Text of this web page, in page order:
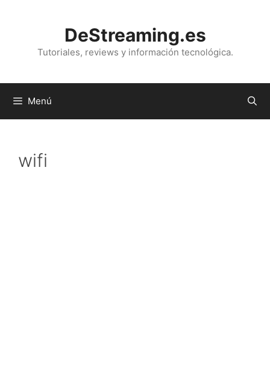
DeStreaming.es
Tutoriales, reviews y información tecnológica.
Menú
wifi